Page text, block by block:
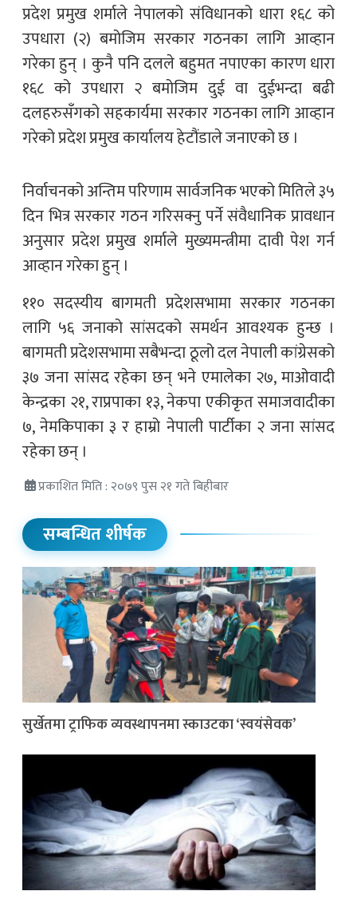
प्रदेश प्रमुख शर्माले नेपालको संविधानको धारा १६८ को
उपधारा (२) बमोजिम सरकार गठनका लागि आव्हान
गरेका हुन् । कुनै पनि दलले बहुमत नपाएका कारण धारा
१६८ को उपधारा २ बमोजिम दुई वा दुईभन्दा बढी
दलहरुसँगको सहकार्यमा सरकार गठनका लागि आव्हान
गरेको प्रदेश प्रमुख कार्यालय हेटौंडाले जनाएको छ ।
निर्वाचनको अन्तिम परिणाम सार्वजनिक भएको मितिले ३५
दिन भित्र सरकार गठन गरिसक्नु पर्ने संवैधानिक प्रावधान
अनुसार प्रदेश प्रमुख शर्माले मुख्यमन्त्रीमा दावी पेश गर्न
आव्हान गरेका हुन् ।
११० सदस्यीय बागमती प्रदेशसभामा सरकार गठनका
लागि ५६ जनाको सांसदको समर्थन आवश्यक हुन्छ ।
बागमती प्रदेशसभामा सबैभन्दा ठूलो दल नेपाली कांग्रेसको
३७ जना सांसद रहेका छन् भने एमालेका २७, माओवादी
केन्द्रका २१, राप्रपाका १३, नेकपा एकीकृत समाजवादीका
७, नेमकिपाका ३ र हाम्रो नेपाली पार्टीका २ जना सांसद
रहेका छन् ।
प्रकाशित मिति : २०७९ पुस २१ गते बिहीबार
सम्बन्धित शीर्षक
सुर्खेतमा ट्राफिक व्यवस्थापनमा स्काउटका ‘स्वयंसेवक’